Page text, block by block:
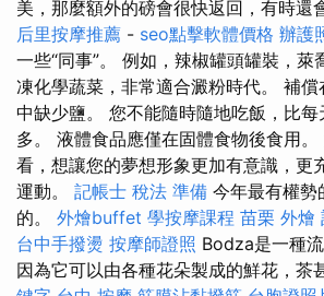
美，那麼額外的磅會很快返回，有時還
后里按摩推薦 - seo點擊軟體價格 辦護
一些“同事”。 例如，辣椒罐頭罐裝，
凍化學蔬菜，非常適合澱粉時代。 補
中缺少鹽。 您不能隨時隨地吃飯，比
多。 液體食品應僅在固體食物後食用
看，想讓您的夢想形象更加有意識，更
運動。 記帳士 稅法 準備 今年最有權勢
的。 外燴buffet 學按摩課程 苗栗 外燴
台中手撥燙 按摩師證照 Bodza是一種
因為它可以由各種花朵製成的鮮花，茶